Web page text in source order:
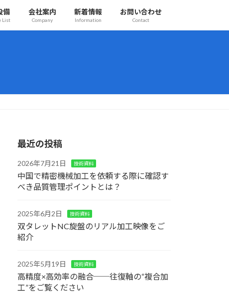
備
List
会社案内
Company
新着情報
Information
お問い合わせ
Contact
最近の投稿
2026年7月21日 技術資料
中国で精密機械加工を依頼する際に確認す
べき品質管理ポイントとは？
2025年6月2日 技術資料
双タレットNC旋盤のリアル加工映像をご
紹介
2025年5月19日 技術資料
高精度×高効率の融合──往復軸の“複合加
工”をご覧ください